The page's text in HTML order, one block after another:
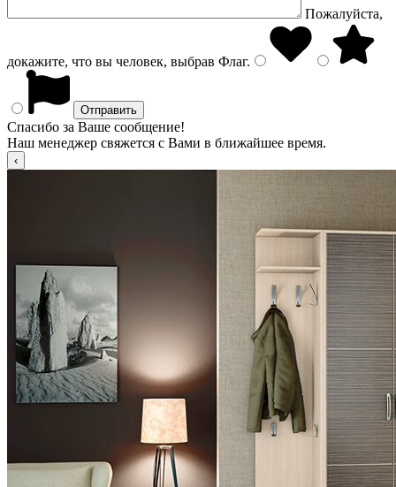
Пожалуйста,
докажите, что вы человек, выбрав Флаг.
Спасибо за Ваше сообщение!
Наш менеджер свяжется с Вами в ближайшее время.